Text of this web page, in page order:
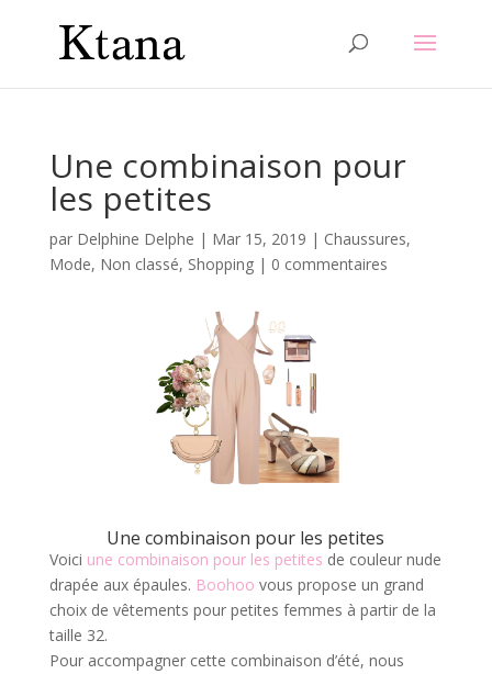
Une combinaison pour
les petites
par Delphine Delphe | Mar 15, 2019 | Chaussures,
Mode, Non classé, Shopping| 0 commentaires
Une combinaison pour les petites
Voici une combinaison pour les petites de couleur nude
drapée aux épaules. Boohoo vous propose un grand
choix de vêtements pour petites femmes à partir de la
taille 32.
Pour accompagner cette combinaison d’été, nous